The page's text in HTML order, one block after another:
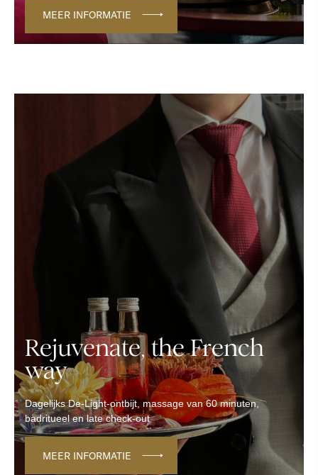
MEER INFORMATIE
Rejuvenate, the French
way
Dagelijks De-Light-ontbijt, massage van 60 minuten,
badritueel en late check-out
MEER INFORMATIE